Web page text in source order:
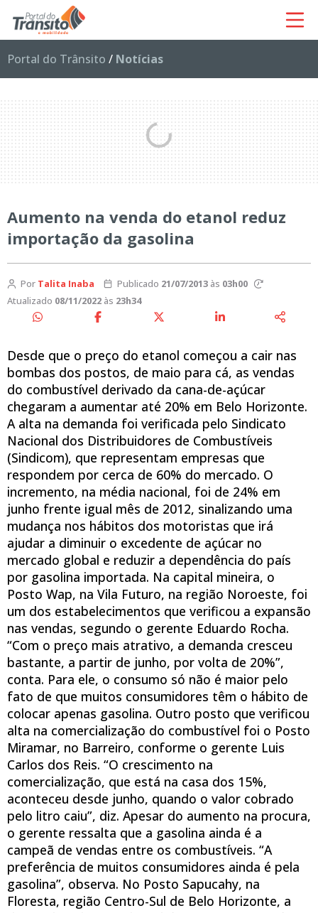
Portal do Trânsito / Notícias
Aumento na venda do etanol reduz
importação da gasolina
Por Talita Inaba Publicado 21/07/2013às 03h00
Atualizado 08/11/2022 às 23h34
Desde que o preço do etanol começou a cair nas
bombas dos postos, de maio para cá, as vendas
do combustível derivado da cana-de-açúcar
chegaram a aumentar até 20% em Belo Horizonte.
A alta na demanda foi verificada pelo Sindicato
Nacional dos Distribuidores de Combustíveis
(Sindicom), que representam empresas que
respondem por cerca de 60% do mercado. O
incremento, na média nacional, foi de 24% em
junho frente igual mês de 2012, sinalizando uma
mudança nos hábitos dos motoristas que irá
ajudar a diminuir o excedente de açúcar no
mercado global e reduzir a dependência do país
por gasolina importada. Na capital mineira, o
Posto Wap, na Vila Futuro, na região Noroeste, foi
um dos estabelecimentos que verificou a expansão
nas vendas, segundo o gerente Eduardo Rocha.
“Com o preço mais atrativo, a demanda cresceu
bastante, a partir de junho, por volta de 20%”,
conta. Para ele, o consumo só não é maior pelo
fato de que muitos consumidores têm o hábito de
colocar apenas gasolina. Outro posto que verificou
alta na comercialização do combustível foi o Posto
Miramar, no Barreiro, conforme o gerente Luis
Carlos dos Reis. “O crescimento na
comercialização, que está na casa dos 15%,
aconteceu desde junho, quando o valor cobrado
pelo litro caiu”, diz. Apesar do aumento na procura,
o gerente ressalta que a gasolina ainda é a
campeã de vendas entre os combustíveis. “A
preferência de muitos consumidores ainda é pela
gasolina”, observa. No Posto Sapucahy, na
Floresta, região Centro-Sul de Belo Horizonte, a